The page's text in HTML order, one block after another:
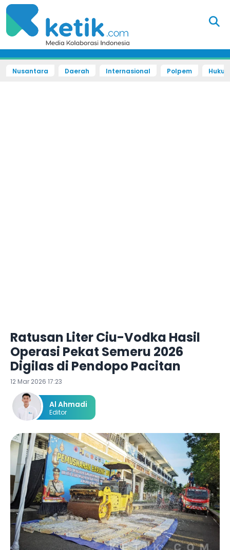
Nusantara Daerah Internasional Polpem
Ratusan Liter Ciu-Vodka Hasil
Operasi Pekat Semeru 2026
Digilas di Pendopo Pacitan
12 Mar 2026 17:23
Al Ahmadi
Editor